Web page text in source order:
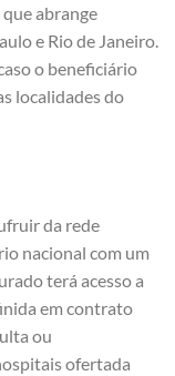
que abrange
e Rio de Janeiro.
o beneficiário
localidades do
da rede
nacional com um
terá acesso a
em contrato
ou
ofertada